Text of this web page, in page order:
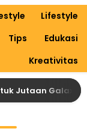
Lifestyle
Tips
Edukasi
Kreativitas
Galaxy,